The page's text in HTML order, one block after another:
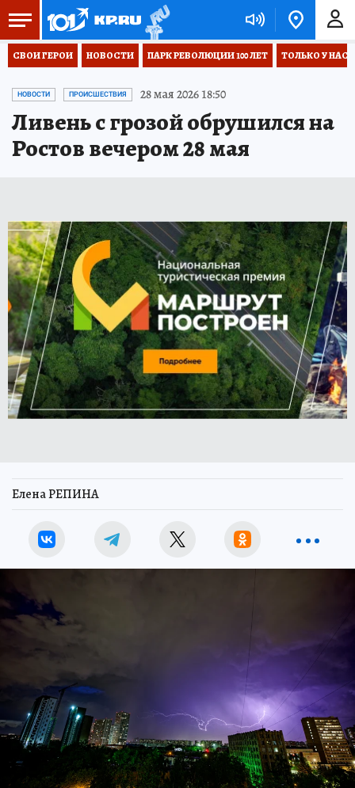
СВОИ ГЕРОИ НОВОСТИ ПАРК РЕВОЛЮЦИИ 100 ЛЕТ ТОЛЬКО У НАС
НОВОСТИ ПРОИСШЕСТВИЯ 28 мая 2026 18:50
Ливень с грозой обрушился на
Ростов вечером 28 мая
Елена РЕПИНА